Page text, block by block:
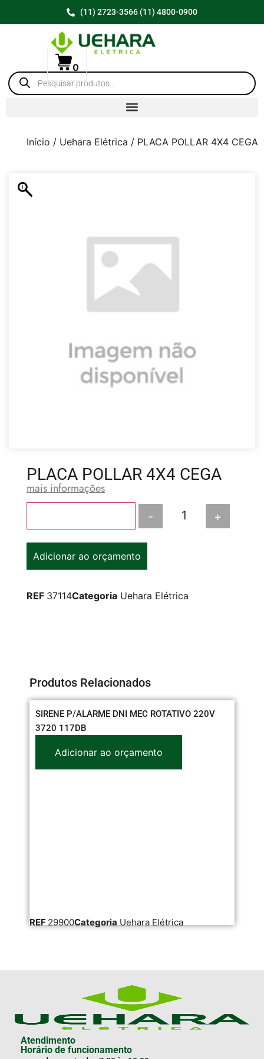
(11) 2723-3566 (11) 4800-0900
0
Início / Uehara Elétrica / PLACA POLLAR 4X4 CEGA
PLACA POLLAR 4X4 CEGA
mais informações
- +
Adicionar ao orçamento
REF 37114Categoria Uehara Elétrica
Produtos Relacionados
SIRENE P/ALARME DNI MEC ROTATIVO 220V
3720 117DB
Adicionar ao orçamento
REF 29900Categoria Uehara Elétrica
Atendimento
Horário de funcionamento